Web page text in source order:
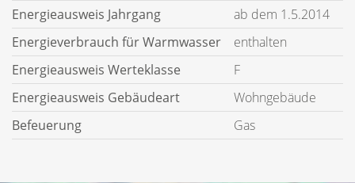
Energieausweis Jahrgang
ab dem 1.5.2014
Energieverbrauch für Warmwasser
enthalten
Energieausweis Werteklasse
F
Energieausweis Gebäudeart
Wohngebäude
Befeuerung
Gas